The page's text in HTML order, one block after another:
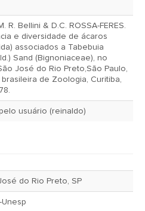
R. Bellini & D.C. ROSSA-FERES.
e diversidade de ácaros
associados a Tabebuia
Sand (Bignoniaceae), no
José do Rio Preto,São Paulo,
brasileira de Zoologia, Curitiba,
July 19, 2005 pelo usuário (reinaldo)
do Rio Preto, SP
Unesp